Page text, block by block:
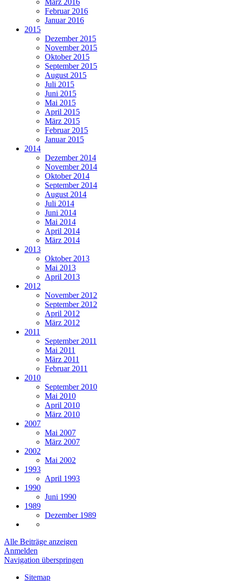
Februar 2016
Januar 2016
2015
Dezember 2015
November 2015
Oktober 2015
September 2015
August 2015
Juli 2015
Juni 2015
Mai 2015
April 2015
März 2015
Februar 2015
Januar 2015
2014
Dezember 2014
November 2014
Oktober 2014
September 2014
August 2014
Juli 2014
Juni 2014
Mai 2014
April 2014
März 2014
2013
Oktober 2013
Mai 2013
April 2013
2012
November 2012
September 2012
April 2012
März 2012
2011
September 2011
Mai 2011
März 2011
Februar 2011
2010
September 2010
Mai 2010
April 2010
März 2010
2007
Mai 2007
März 2007
2002
Mai 2002
1993
April 1993
1990
Juni 1990
1989
Dezember 1989
Alle Beiträge anzeigen
Anmelden
Navigation überspringen
Sitemap